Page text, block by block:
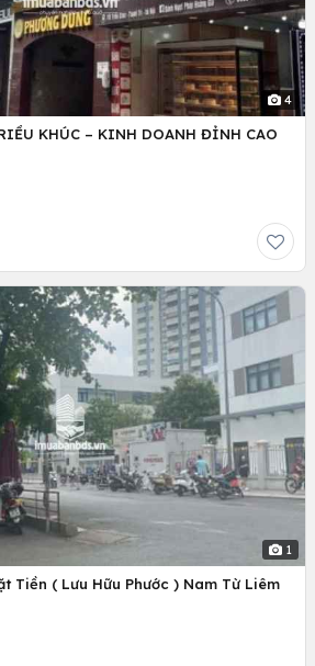
4
KHÚC – KINH DOANH ĐỈNH CAO
1
Tiền ( Lưu Hữu Phước ) Nam Từ Liêm